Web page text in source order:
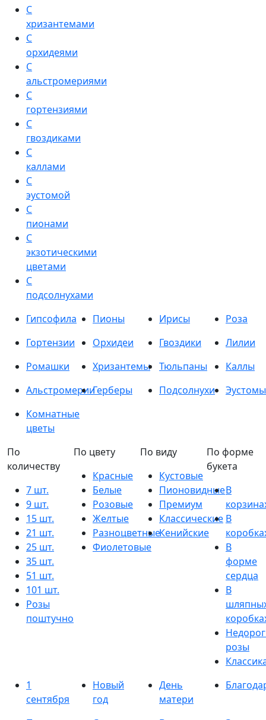
С
хризантемами
С
орхидеями
С
альстромериями
С
гортензиями
С
гвоздиками
С
каллами
С
эустомой
С
пионами
С
экзотическими
цветами
С
подсолнухами
Гипсофила
Пионы Ирисы
Роза
Гортензии
Орхидеи Гвоздики
Лилии
Ромашки
Хризантемы Тюльпаны
Каллы
АльстромерииГерберы Подсолнухи
Эустомы
Комнатные
цветы
По
количеству
7 шт.
9 шт.
15 шт.
21 шт.
25 шт.
35 шт.
51 шт.
101 шт.
Розы
поштучно
По цвету
Красные
Белые
Розовые
Желтые
Разноцветные
Фиолетовые
По виду
Кустовые
Пионовидные
Премиум
Классические
Кенийские
По форме
букета
В
В
В
форме
сердца
В
розы
1
сентября
Новый
год
День
матери